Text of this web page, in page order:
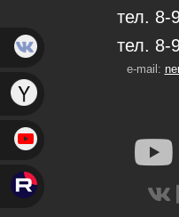
тел. 8-
тел. 8-
e-mail: